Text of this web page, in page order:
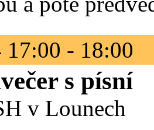
17:00 - 18:00
s písní
v Lounech